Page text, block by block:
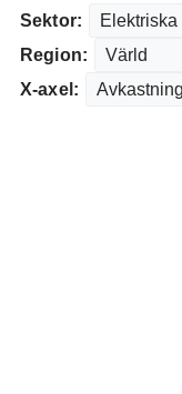
Sektor:
Region:
X-axel: